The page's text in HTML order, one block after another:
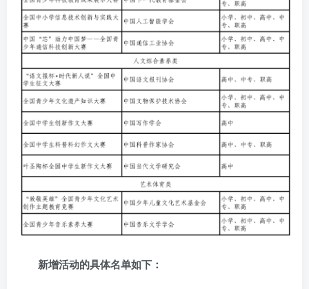
新增活动的具体名单如下：